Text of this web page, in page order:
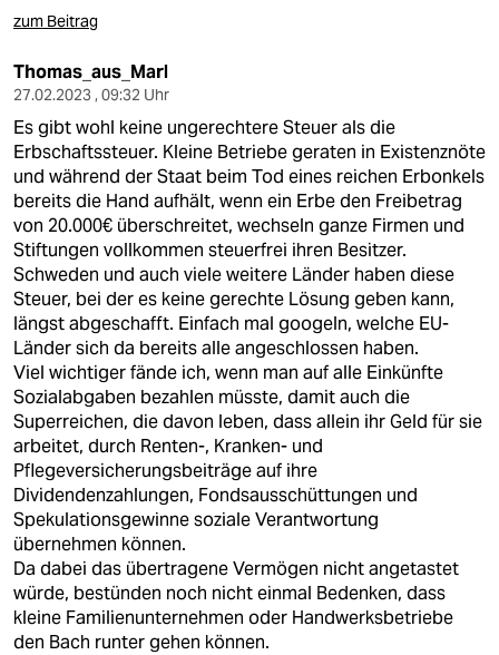
zum Beitrag
Thomas_aus_Marl
27.02.2023 , 09:32 Uhr
Es gibt wohl keine ungerechtere Steuer als die
Erbschaftssteuer. Kleine Betriebe geraten in Existenznöte
und während der Staat beim Tod eines reichen Erbonkels
bereits die Hand aufhält, wenn ein Erbe den Freibetrag
von 20.000€ überschreitet, wechseln ganze Firmen und
Stiftungen vollkommen steuerfrei ihren Besitzer.
Schweden und auch viele weitere Länder haben diese
Steuer, bei der es keine gerechte Lösung geben kann,
längst abgeschafft. Einfach mal googeln, welche EU-
Länder sich da bereits alle angeschlossen haben.
Viel wichtiger fände ich, wenn man auf alle Einkünfte
Sozialabgaben bezahlen müsste, damit auch die
Superreichen, die davon leben, dass allein ihr Geld für sie
arbeitet, durch Renten-, Kranken- und
Pflegeversicherungsbeiträge auf ihre
Dividendenzahlungen, Fondsausschüttungen und
Spekulationsgewinne soziale Verantwortung
übernehmen können.
Da dabei das übertragene Vermögen nicht angetastet
würde, bestünden noch nicht einmal Bedenken, dass
kleine Familienunternehmen oder Handwerksbetriebe
den Bach runter gehen können.